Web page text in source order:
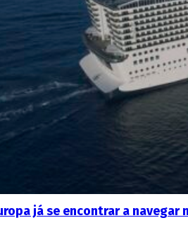
já se encontrar a navegar